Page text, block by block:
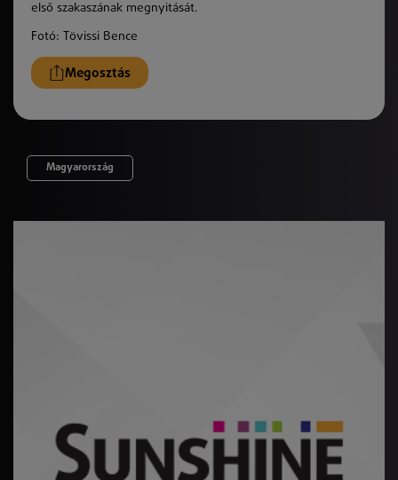
első szakaszának megnyitását.
Fotó: Tövissi Bence
Megosztás
Magyarország